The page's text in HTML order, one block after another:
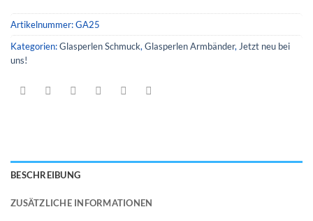
Artikelnummer:GA25
Kategorien:Glasperlen Schmuck, Glasperlen Armbänder, Jetzt neu bei
uns!
BESCHREIBUNG
ZUSÄTZLICHE INFORMATIONEN